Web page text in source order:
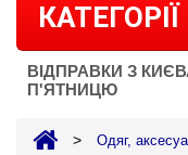
КАТЕГОРІЇ
ВІДПРАВКИ З
П'ЯТНИЦЮ
> Одяг,